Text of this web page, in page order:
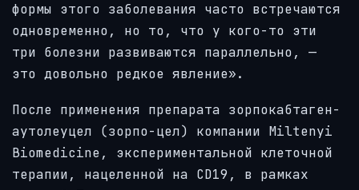
формы этого заболевания часто встречаются
одновременно, но то, что у кого-то эти
три болезни развиваются параллельно, —
это довольно редкое явление».
После применения препарата зорпокабтаген-
аутолеуцел (зорпо-цел) компании Miltenyi
Biomedicine, экспериментальной клеточной
терапии, нацеленной на CD19, в рамках